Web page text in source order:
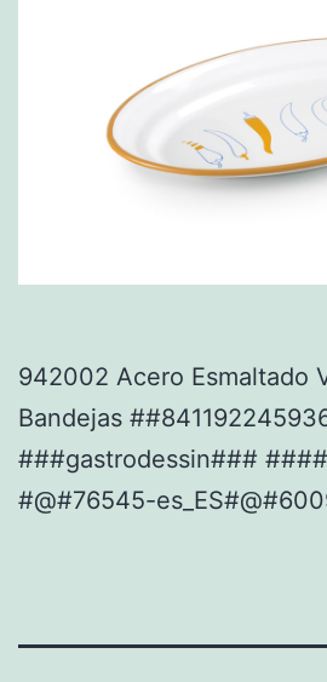
942002 Acero Esmaltado
Bandejas
###gastrodessin###
#@#76545-